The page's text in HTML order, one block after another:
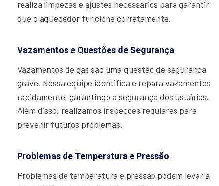
realiza limpezas e ajustes necessários para garantir
que o aquecedor funcione corretamente.
Vazamentos e Questões de Segurança
Vazamentos de gás são uma questão de segurança
grave. Nossa equipe identifica e repara vazamentos
rapidamente, garantindo a segurança dos usuários.
Além disso, realizamos inspeções regulares para
prevenir futuros problemas.
Problemas de Temperatura e Pressão
Problemas de temperatura e pressão podem levar a